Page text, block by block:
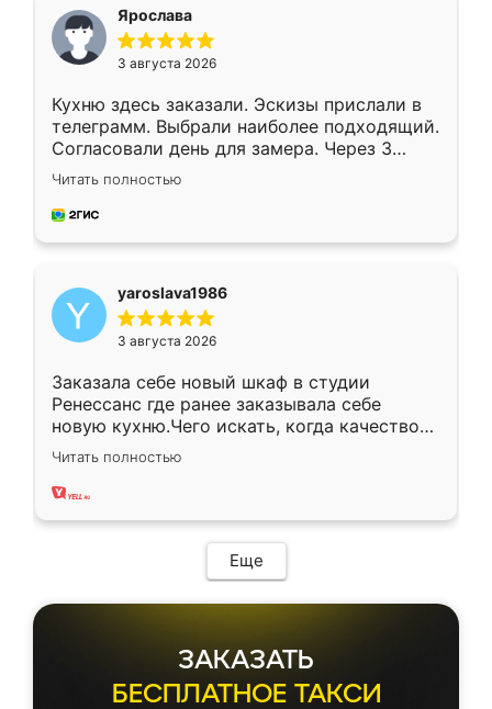
Ярослава
3 августа 2026
Кухню здесь заказали. Эскизы прислали в
телеграмм. Выбрали наиболее подходящий.
Согласовали день для замера. Через 3
недели кухня была уже готова. Остались
довольны работой. Спасибо Ренессанс
мебель за качественную работу!
Читать полностью
yaroslava1986
3 августа 2026
Заказала себе новый шкаф в студии
Ренессанс где ранее заказывала себе
новую кухню.Чего искать, когда качеством
вполне довольна. Служит кухня уже почти
два года, нареканий нет.
Читать полностью
Еще
ЗАКАЗАТЬ
БЕСПЛАТНОЕ ТАКСИ